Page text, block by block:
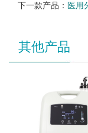
下一款产品： 医用
其他产品